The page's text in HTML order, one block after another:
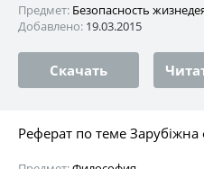
Предмет: Безопасность
Добавлено: 19.03.2015
Скачать
Реферат по теме Зарубіжна